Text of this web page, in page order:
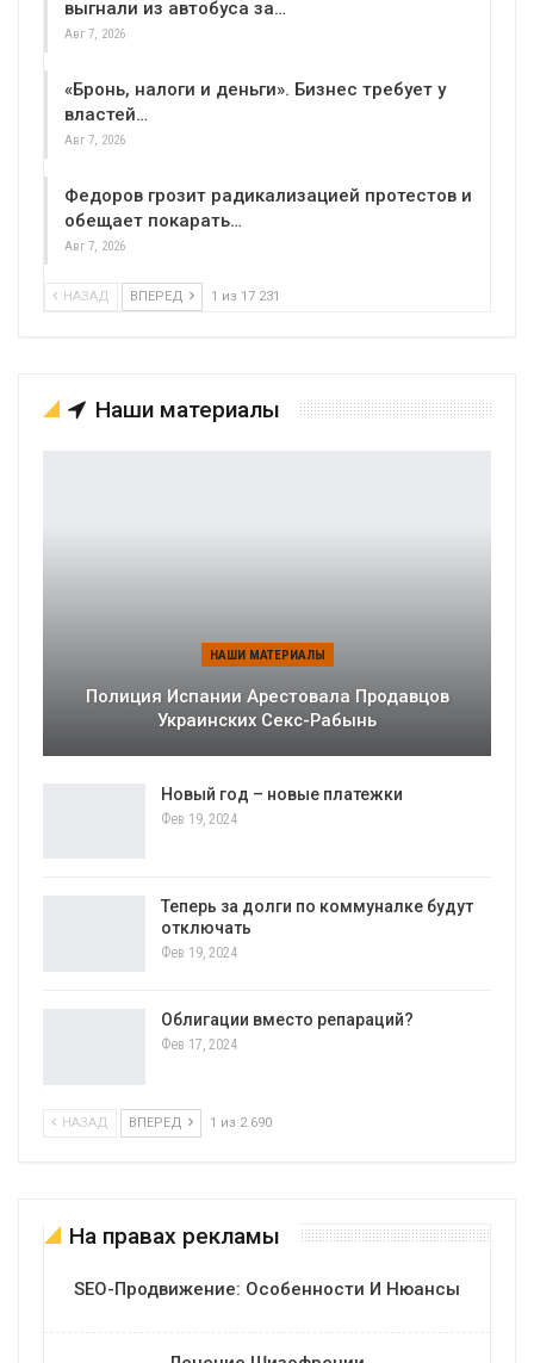
выгнали из автобуса за…
Авг 7, 2026
«Бронь, налоги и деньги». Бизнес требует у
властей…
Авг 7, 2026
Федоров грозит радикализацией протестов и
обещает покарать…
Авг 7, 2026
НАЗАД ВПЕРЕД 1 из 17 231
Наши материалы
НАШИ МАТЕРИАЛЫ
Полиция Испании Арестовала Продавцов
Украинских Секс-Рабынь
Новый год – новые платежки
Фев 19, 2024
Теперь за долги по коммуналке будут
отключать
Фев 19, 2024
Облигации вместо репараций?
Фев 17, 2024
НАЗАД ВПЕРЕД 1 из 2 690
На правах рекламы
SEO-Продвижение: Особенности И Нюансы